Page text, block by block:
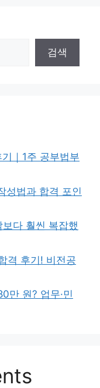
검색
｜1주 공부법부
성법과 합격 포인
다 훨씬 복잡했
격 후기! 비전공
만 원? 업무·민